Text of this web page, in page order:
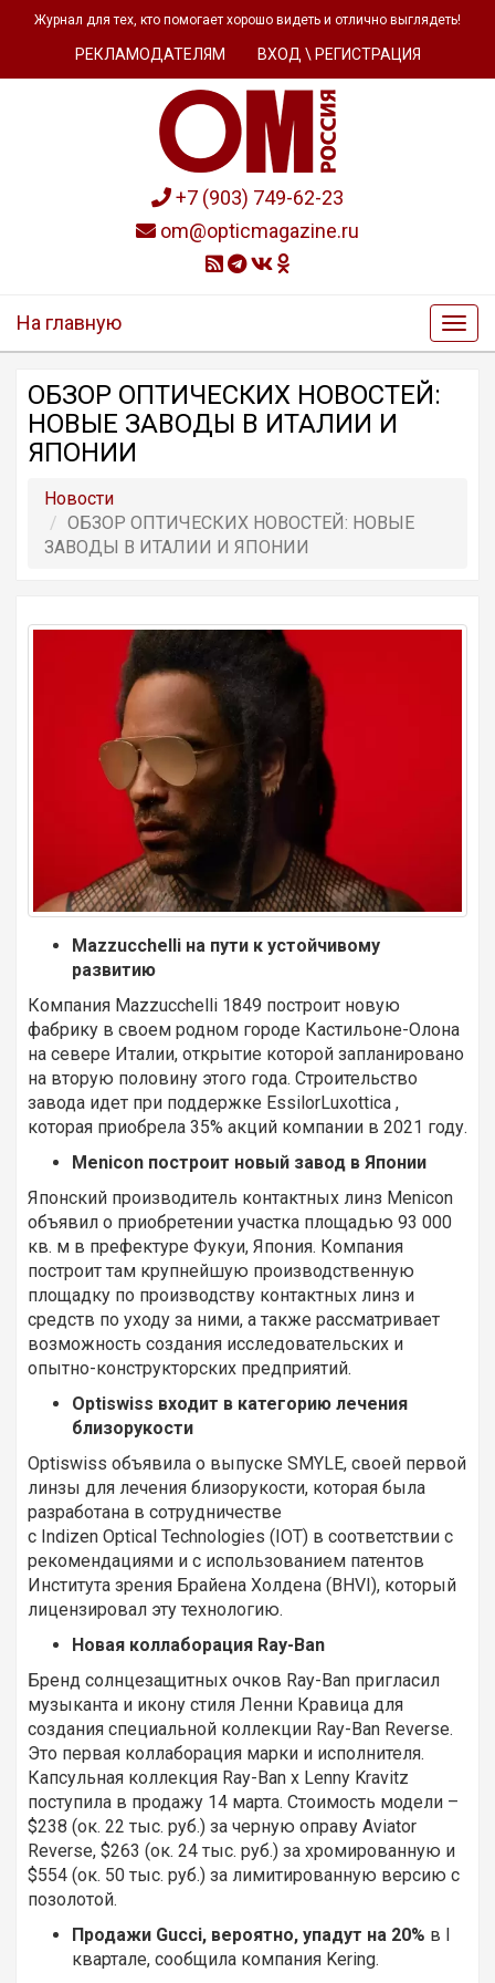
Журнал для тех, кто помогает хорошо видеть и отлично выглядеть!
РЕКЛАМОДАТЕЛЯМ ВХОД \ РЕГИСТРАЦИЯ
+7 (903) 749-62-23
om@opticmagazine.ru
На главную
ОБЗОР OПТИЧЕСКИХ НОВОСТЕЙ:
НОВЫЕ ЗАВОДЫ В ИТАЛИИ И
ЯПОНИИ
Новости
ОБЗОР OПТИЧЕСКИХ НОВОСТЕЙ: НОВЫЕ
ЗАВОДЫ В ИТАЛИИ И ЯПОНИИ
Mazzucchelli на пути к устойчивому
развитию
Компания Mazzucchelli 1849 построит новую
фабрику в своем родном городе Кастильоне-Олона
на севере Италии, открытие которой запланировано
на вторую половину этого года. Строительство
завода идет при поддержке EssilorLuxottica ,
которая приобрела 35% акций компании в 2021 году.
Menicon построит новый завод в Японии
Японский производитель контактных линз Menicon
объявил о приобретении участка площадью 93 000
кв. м в префектуре Фукуи, Япония. Компания
построит там крупнейшую производственную
площадку по производству контактных линз и
средств по уходу за ними, а также рассматривает
возможность создания исследовательских и
опытно-конструкторских предприятий.
Optiswiss входит в категорию лечения
близорукости
Optiswiss объявила о выпуске SMYLE, своей первой
линзы для лечения близорукости, которая была
разработана в сотрудничестве
с Indizen Optical Technologies (IOT) в соответствии с
рекомендациями и с использованием патентов
Института зрения Брайена Холдена (BHVI), который
лицензировал эту технологию.
Новая коллаборация Ray-Ban
Бренд солнцезащитных очков Ray-Ban пригласил
музыканта и икону стиля Ленни Кравица для
создания специальной коллекции Ray-Ban Reverse.
Это первая коллаборация марки и исполнителя.
Капсульная коллекция Ray-Ban x Lenny Kravitz
поступила в продажу 14 марта. Стоимость модели –
$238 (ок. 22 тыс. руб.) за черную оправу Aviator
Reverse, $263 (ок. 24 тыс. руб.) за хромированную и
$554 (ок. 50 тыс. руб.) за лимитированную версию с
позолотой.
Продажи Gucci, вероятно, упадут на 20% в I
квартале, сообщила компания Kering.